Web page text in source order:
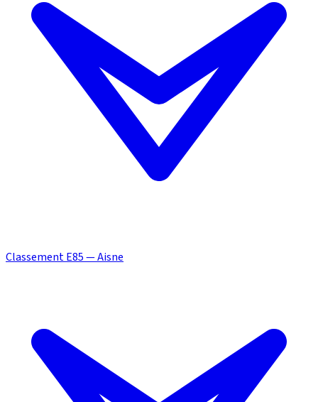
Classement E85 — Aisne